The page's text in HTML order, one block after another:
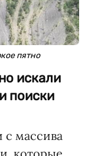
пятно
искали
поиски
с массива